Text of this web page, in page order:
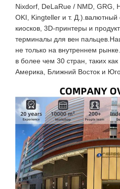
Nixdorf, DeLaRue / NMD, GRG,
OKI, Kingteller и т. Д.).валютный
киосков, 3D-принтеры и
терминалы для вен
не только на внутреннем
в более чем 30 стран, таких
Америка, Ближний Восток и